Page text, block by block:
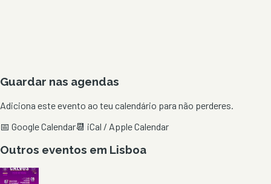
Guardar nas agendas
Adiciona este evento ao teu calendário para não perderes.
📅 Google Calendar📆 iCal / Apple Calendar
Outros eventos em Lisboa